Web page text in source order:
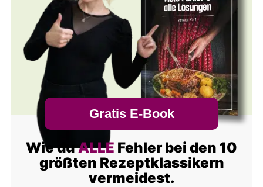
Gratis E-Book
Wie duALLE Fehler bei den 10
größten Rezeptklassikern
vermeidest.